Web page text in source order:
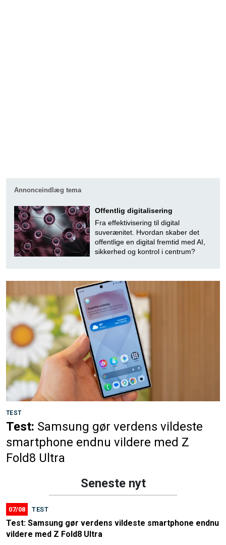
Annonceindlæg tema
Offentlig digitalisering
Fra effektivisering til digital
suverænitet. Hvordan skaber det
offentlige en digital fremtid med AI,
sikkerhed og kontrol i centrum?
TEST
Test: Samsung gør verdens vildeste
smartphone endnu vildere med Z
Fold8 Ultra
Seneste nyt
07/08 TEST
Test: Samsung gør verdens vildeste smartphone endnu
vildere med Z Fold8 Ultra